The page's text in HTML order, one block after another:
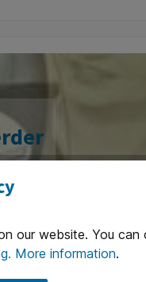
our website. You can
More information.